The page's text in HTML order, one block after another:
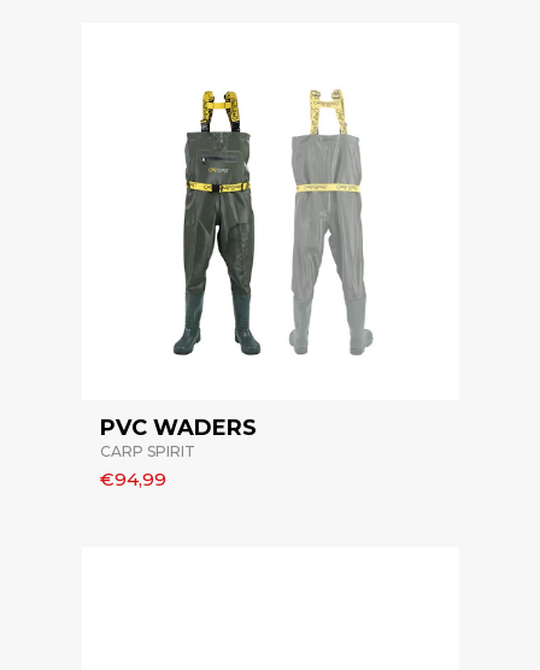
PVC WADERS
CARP SPIRIT
€94,99